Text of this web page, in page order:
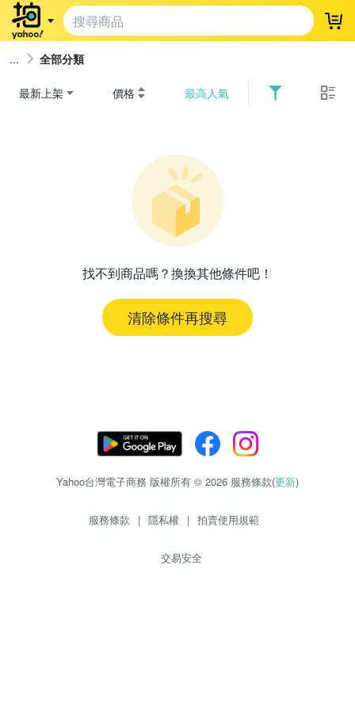
登
全部分類
最新上架 價格 最高人氣
找不到商品嗎？換換其他條件吧！
清除條件再搜尋
Yahoo台灣電子商務 版權所有 © 2026 服務條款(更新)
服務條款 | 隱私權 | 拍賣使用規範
交易安全